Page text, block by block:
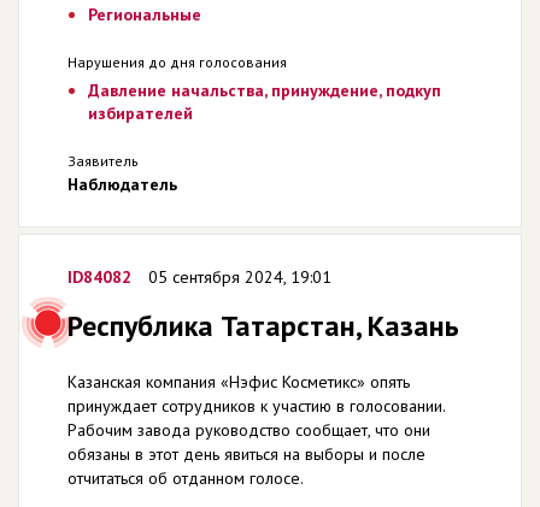
Региональные
Нарушения до дня голосования
Давление начальства, принуждение, подкуп
избирателей
Заявитель
Наблюдатель
ID84082 05 сентября 2024, 19:01
Республика Татарстан, Казань
Казанская компания «Нэфис Косметикс» опять
принуждает сотрудников к участию в голосовании.
Рабочим завода руководство сообщает, что они
обязаны в этот день явиться на выборы и после
отчитаться об отданном голосе.